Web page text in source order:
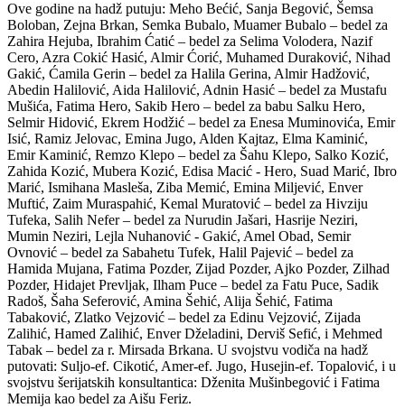
Ove godine na hadž putuju: Meho Bećić, Sanja Begović, Šemsa
Boloban, Zejna Brkan, Semka Bubalo, Muamer Bubalo – bedel za
Zahira Hejuba, Ibrahim Ćatić – bedel za Selima Volodera, Nazif
Cero, Azra Cokić Hasić, Almir Ćorić, Muhamed Duraković, Nihad
Gakić, Ćamila Gerin – bedel za Halila Gerina, Almir Hadžović,
Abedin Halilović, Aida Halilović, Adnin Hasić – bedel za Mustafu
Mušića, Fatima Hero, Sakib Hero – bedel za babu Salku Hero,
Selmir Hidović, Ekrem Hodžić – bedel za Enesa Muminovića, Emir
Isić, Ramiz Jelovac, Emina Jugo, Alden Kajtaz, Elma Kaminić,
Emir Kaminić, Remzo Klepo – bedel za Šahu Klepo, Salko Kozić,
Zahida Kozić, Mubera Kozić, Edisa Macić - Hero, Suad Marić, Ibro
Marić, Ismihana Masleša, Ziba Memić, Emina Miljević, Enver
Muftić, Zaim Muraspahić, Kemal Muratović – bedel za Hivziju
Tufeka, Salih Nefer – bedel za Nurudin Jašari, Hasrije Neziri,
Mumin Neziri, Lejla Nuhanović - Gakić, Amel Obad, Semir
Ovnović – bedel za Sabahetu Tufek, Halil Pajević – bedel za
Hamida Mujana, Fatima Pozder, Zijad Pozder, Ajko Pozder, Zilhad
Pozder, Hidajet Prevljak, Ilham Puce – bedel za Fatu Puce, Sadik
Radoš, Šaha Seferović, Amina Šehić, Alija Šehić, Fatima
Tabaković, Zlatko Vejzović – bedel za Edinu Vejzović, Zijada
Zalihić, Hamed Zalihić, Enver Dželadini, Derviš Sefić, i Mehmed
Tabak – bedel za r. Mirsada Brkana. U svojstvu vodiča na hadž
putovati: Suljo-ef. Cikotić, Amer-ef. Jugo, Husejin-ef. Topalović, i u
svojstvu šerijatskih konsultantica: Dženita Mušinbegović i Fatima
Memija kao bedel za Aišu Feriz.